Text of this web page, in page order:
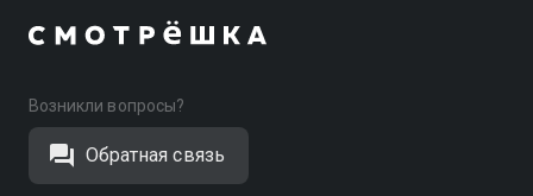
Возникли вопросы?
Обратная связь